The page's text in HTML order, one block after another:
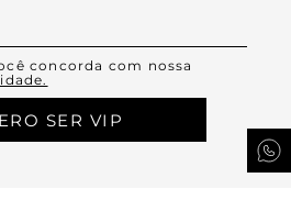
concorda com nossa
SER VIP